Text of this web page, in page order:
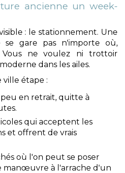
ancienne un week-
: le stationnement. Une
gare pas n'importe où,
Vous ne voulez ni trottoir
dans les ailes.
ville étape :
en retrait, quitte à
qui acceptent les
et offrent de vrais
où l'on peut se poser
manœuvre à l'arrache d'un